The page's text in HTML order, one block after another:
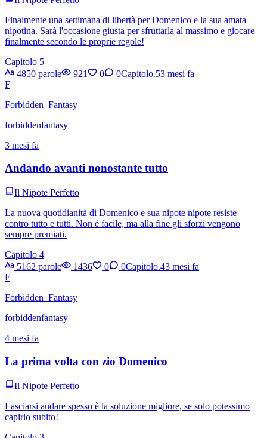
Finalmente una settimana di libertà per Domenico e la sua amata
nipotina. Sarà l'occasione giusta per sfruttarla al massimo e giocare
finalmente secondo le proprie regole!
Capitolo 5
4850 parole
921 0 0Capitolo.53 mesi fa
F
Forbidden_Fantasy
forbiddenfantasy
3 mesi fa
Andando avanti nonostante tutto
Il Nipote Perfetto
La nuova quotidianità di Domenico e sua nipote nipote resiste
contro tutto e tutti. Non è facile, ma alla fine gli sforzi vengono
sempre premiati.
Capitolo 4
5162 parole
1436 0 0Capitolo.43 mesi fa
F
Forbidden_Fantasy
forbiddenfantasy
4 mesi fa
La prima volta con zio Domenico
Il Nipote Perfetto
Lasciarsi andare spesso è la soluzione migliore, se solo potessimo
capirlo subito!